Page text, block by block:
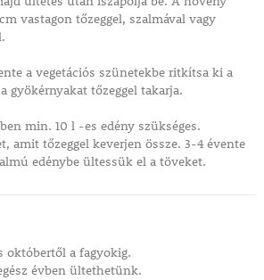
vastagon tőzeggel, szalmával vagy
a vegetációs szünetekbe ritkítsa ki a
gyökérnyakat tőzeggel takarja.
min. 10 l -es edény szükséges.
amit tőzeggel keverjen össze. 3-4 évente
edénybe ültessük el a töveket.
októbertől a fagyokig.
évben ültethetünk.